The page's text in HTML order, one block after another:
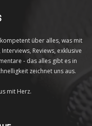
über alles, was mit
Reviews, exklusive
- das alles gibt es in
zeichnet uns aus.
mit Herz.